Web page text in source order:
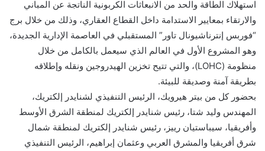
استهلاك الطاقة والحد من الانبعاثات الكربونية الناتجة عن المباني
والارتقاء بمعايير الاستدامة داخل القطاع العقاري، وذلك من خلال برج
“فوربس إنترناشيونال تاور” المستقبلي في العاصمة الإدارية الجديدة،
وهو المشروع الأول في العالم الذي سيعمل بالكامل من خلال
منظومة (LOHC)، والتي تتيح تخزين الهيدروجين ونقله وإطلاقه
بطريقة آمنة وصديقة للبيئة.
بحضور كل من بيتر هيرويك، الرئيس التنفيذي لشنايدر إلكتريك،
المهندس وليد شتا، رئيس شنايدر إلكتريك لمنطقة الشرق الأوسط
وأفريقيا، سيباستيان رييز، رئيس شنايدر إلكتريك لمنطقة شمال
شرق أفريقيا والمشرق العربي وعثمان إبراهيم، الرئيس التنفيذي